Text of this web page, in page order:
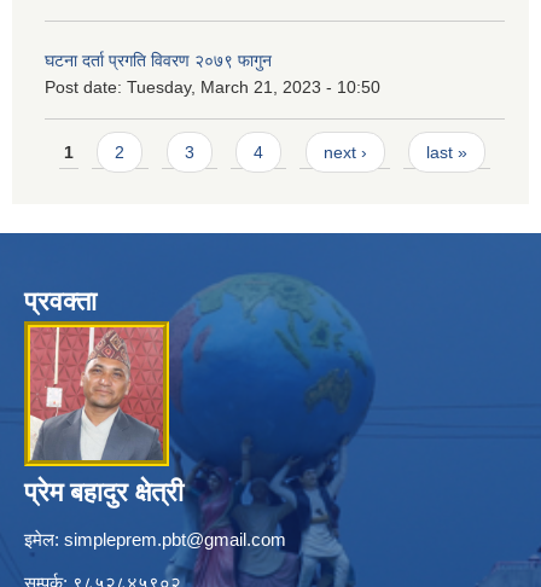
घटना दर्ता प्रगति विवरण २०७९ फागुन
Post date: Tuesday, March 21, 2023 - 10:50
Pages
1 2 3 4 next › last »
प्रवक्ता
प्रेम बहादुर क्षेत्री
इमेल: simpleprem.pbt@gmail.com
सम्पर्क: ९८५२८४५९०२